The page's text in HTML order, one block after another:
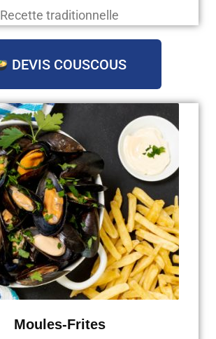
Recette traditionnelle
DEVIS COUSCOUS
Moules-Frites